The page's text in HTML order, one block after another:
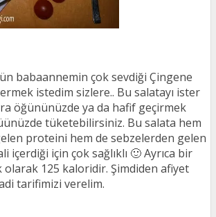
babaannemin çok sevdiği Çingene
istedim sizlere.. Bu salatayı ister
öğününüzde ya da hafif geçirmek
tüketebilirsiniz. Bu salata hem
proteini hem de sebzelerden gelen
içerdiği için çok sağlıklı 🙂 Ayrıca bir
olarak 125 kaloridir. Şimdiden afiyet
tarifimizi verelim.